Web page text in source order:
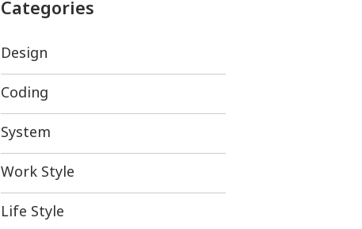
Categories
Design
Coding
System
Work Style
Life Style